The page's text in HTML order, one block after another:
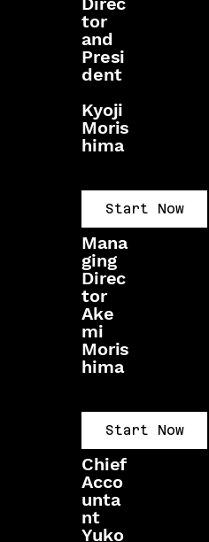
tor
and
Presi
dent
Kyoji
Moris
hima
Start Now
Mana
ging
Direc
tor
Ake
mi
Moris
hima
Start Now
Chief
Acco
unta
nt
Yuko